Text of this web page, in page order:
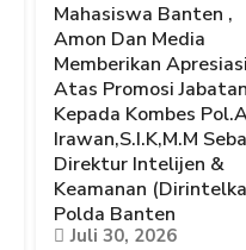
Mahasiswa Banten ,
Amon Dan Media
Memberikan
Atas Promosi
Kepada Kombes
Irawan,S.I.K,M.M
Direktur Intelijen &
Keamanan
Polda Banten
Juli 30, 2026